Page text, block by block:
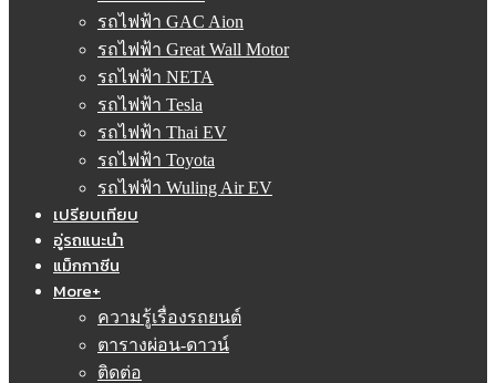
รถไฟฟ้า GAC Aion
รถไฟฟ้า Great Wall Motor
รถไฟฟ้า NETA
รถไฟฟ้า Tesla
รถไฟฟ้า Thai EV
รถไฟฟ้า Toyota
รถไฟฟ้า Wuling Air EV
เปรียบเทียบ
อู่รถแนะนำ
แม็กกาซีน
More+
ความรู้เรื่องรถยนต์
ตารางผ่อน-ดาวน์
ติดต่อ